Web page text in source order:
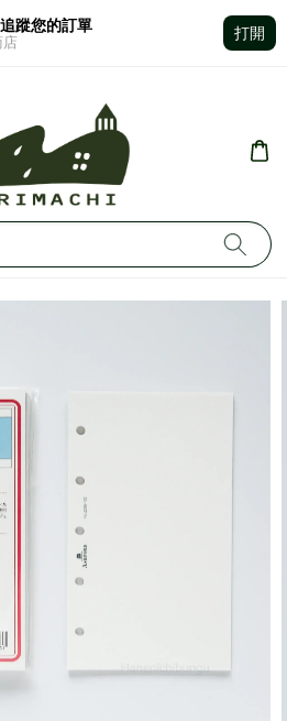
蹤您的訂單
店
打開